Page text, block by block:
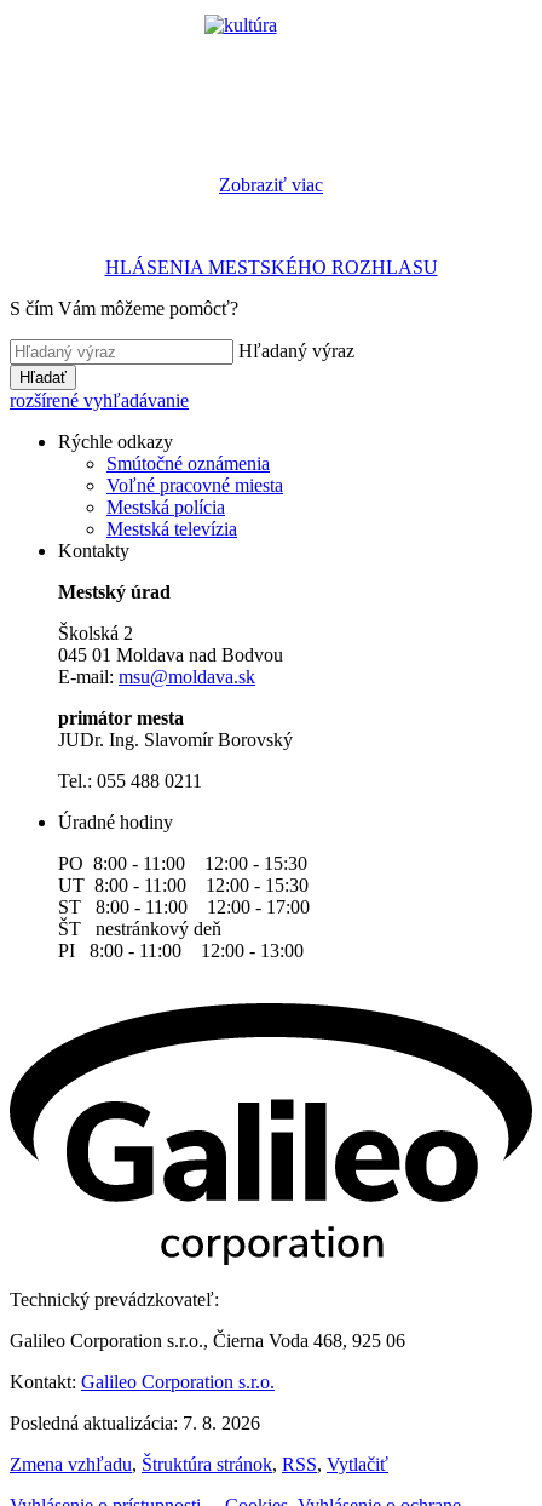
Zobraziť viac
HLÁSENIA MESTSKÉHO ROZHLASU
S čím Vám môžeme pomôcť?
Hľadaný výraz
Hľadať
rozšírené vyhľadávanie
Rýchle odkazy
Smútočné oznámenia
Voľné pracovné miesta
Mestská polícia
Mestská televízia
Kontakty
Mestský úrad
Školská 2
045 01 Moldava nad Bodvou
E-mail: msu@moldava.sk
primátor mesta
JUDr. Ing. Slavomír Borovský
Tel.: 055 488 0211
Úradné hodiny
PO 8:00 - 11:00 12:00 - 15:30
UT 8:00 - 11:00 12:00 - 15:30
ST 8:00 - 11:00 12:00 - 17:00
ŠT nestránkový deň
PI 8:00 - 11:00 12:00 - 13:00
Technický prevádzkovateľ:
Galileo Corporation s.r.o., Čierna Voda 468, 925 06
Kontakt: Galileo Corporation s.r.o.
Posledná aktualizácia: 7. 8. 2026
Zmena vzhľadu, Štruktúra stránok, RSS, Vytlačiť